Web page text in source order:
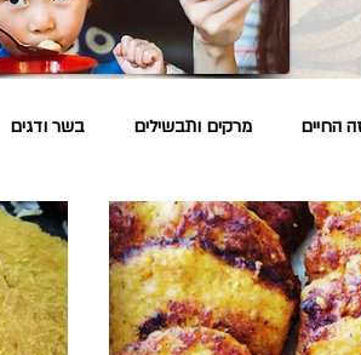
החיים מרקים ותבשילים בשר ודגים
רפואה פרסית רפואה סינית איך?